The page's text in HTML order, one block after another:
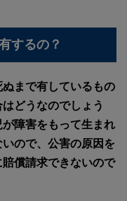
するの？
まで有しているもの
どうなのでしょう
障害をもって生まれ
ので、公害の原因を
償請求できないので